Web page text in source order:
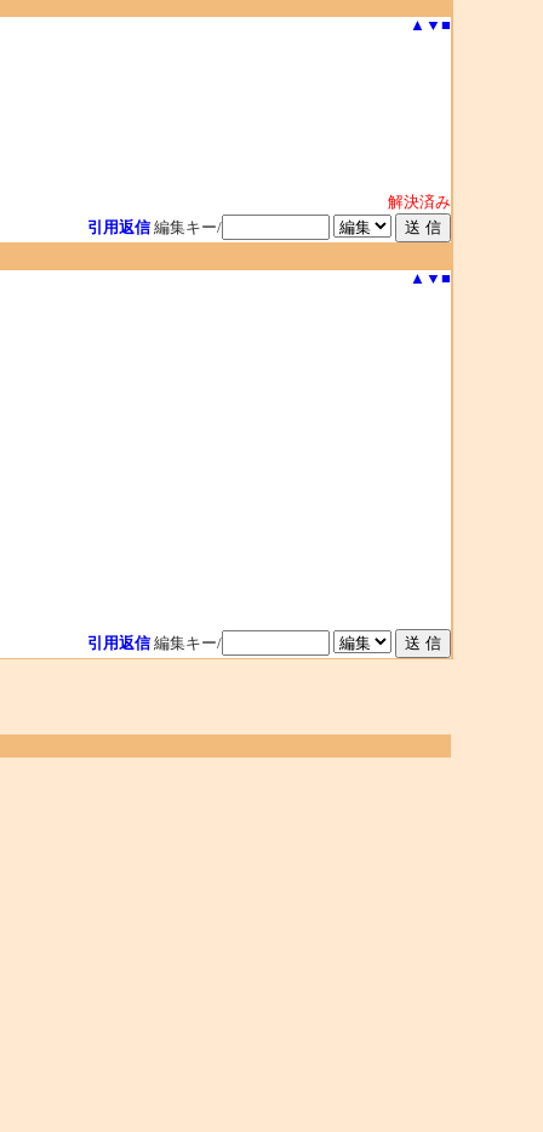
▲ ▼ ■
解決済み
引用返信 編集キー/
▲ ▼ ■
引用返信 編集キー/